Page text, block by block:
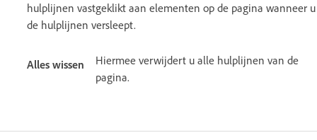
hulplijnen vastgeklikt aan elementen op de pagina wanneer u
de hulplijnen versleept.
Alles wissen
Hiermee verwijdert u alle hulplijnen van de
pagina.